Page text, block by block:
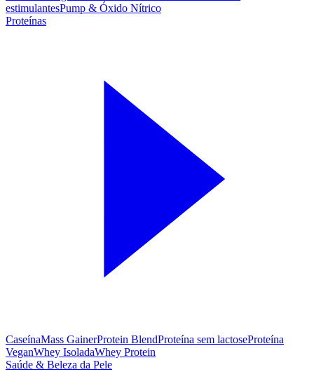
estimulantesPump & Óxido Nítrico
Proteínas
CaseínaMass GainerProtein BlendProteína sem lactoseProteína
VeganWhey IsoladaWhey Protein
Saúde & Beleza da Pele